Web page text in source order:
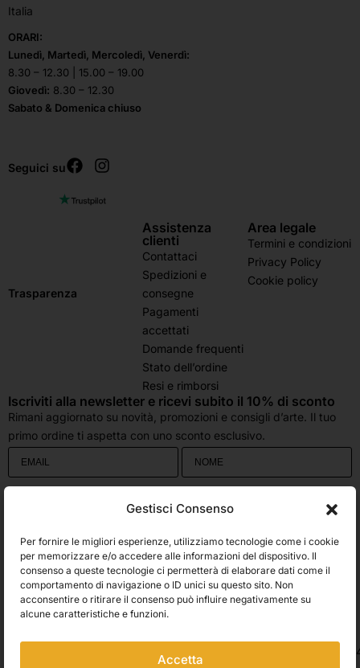
Gestisci Consenso
Per fornire le migliori esperienze, utilizziamo tecnologie come i cookie
per memorizzare e/o accedere alle informazioni del dispositivo. Il
consenso a queste tecnologie ci permetterà di elaborare dati come il
comportamento di navigazione o ID unici su questo sito. Non
acconsentire o ritirare il consenso può influire negativamente su
alcune caratteristiche e funzioni.
Accetta
Italia
ORARI:
Lunedì, Martedì, Mercoledì, Venerdì:
8.30 – 12.30 | 15.00 – 19.00
Giovedì: 8.30 – 12.30
Sabato & Domenica chiuso
Seguici su
Trasparenza
Assistenza
clienti
Contattaci
Spedizioni e
consegne
Pagamenti
accettati
Domande frequenti
Stato dell’ordine
Resi e rimborsi
Area legale
Termini e condizioni
Privacy Policy
Cookie policy
Iscriviti alla newsletter e ricevi subito il 10% di sconto
Rimani aggiornato su novità, promozioni e consigli d’arte. Il tuo
primo ordine ti aspetta con uno sconto esclusivo.
accetti che i dati personali da te forniti vengano trasferiti a Brevo per il
Accetto le condizioni generali e di ricevere le Newsletters.
ISCRIVITI
Spedizioni